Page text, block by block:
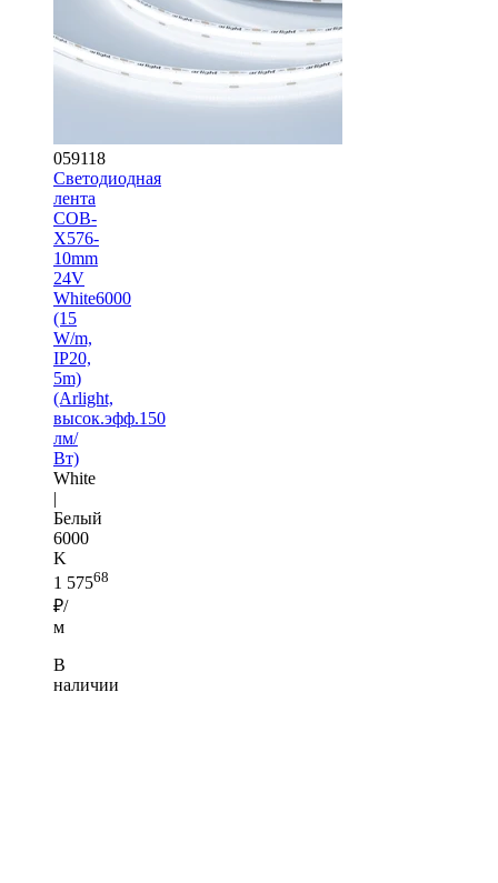
059118
Светодиодная
лента
COB-
X576-
10mm
24V
White6000
(15
W/m,
IP20,
5m)
(Arlight,
высок.эфф.150
лм/
Вт)
White
|
Белый
6000
K
1 57568
₽/
м
В
наличии